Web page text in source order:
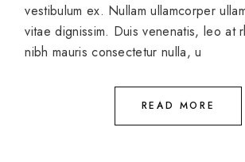
vestibulum ex. Nullam ullamcorper
vitae dignissim. Duis venenatis, leo at
nibh mauris consectetur nulla, u
READ MORE